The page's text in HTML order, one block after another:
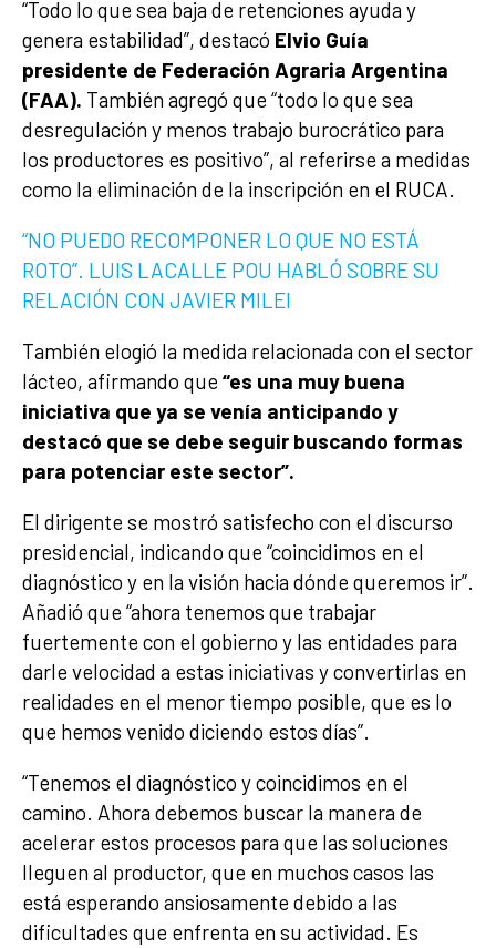
“Todo lo que sea baja de retenciones ayuda y
genera estabilidad”, destacó Elvio Guía
presidente de Federación Agraria Argentina
(FAA). También agregó que “todo lo que sea
desregulación y menos trabajo burocrático para
los productores es positivo”, al referirse a medidas
como la eliminación de la inscripción en el RUCA.
“NO PUEDO RECOMPONER LO QUE NO ESTÁ
ROTO”. LUIS LACALLE POU HABLÓ SOBRE SU
RELACIÓN CON JAVIER MILEI
También elogió la medida relacionada con el sector
lácteo, afirmando que “es una muy buena
iniciativa que ya se venía anticipando y
destacó que se debe seguir buscando formas
para potenciar este sector”.
El dirigente se mostró satisfecho con el discurso
presidencial, indicando que “coincidimos en el
diagnóstico y en la visión hacia dónde queremos ir”.
Añadió que “ahora tenemos que trabajar
fuertemente con el gobierno y las entidades para
darle velocidad a estas iniciativas y convertirlas en
realidades en el menor tiempo posible, que es lo
que hemos venido diciendo estos días”.
“Tenemos el diagnóstico y coincidimos en el
camino. Ahora debemos buscar la manera de
acelerar estos procesos para que las soluciones
lleguen al productor, que en muchos casos las
está esperando ansiosamente debido a las
dificultades que enfrenta en su actividad. Es